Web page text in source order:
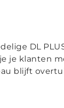
DL
je klanten
blijft